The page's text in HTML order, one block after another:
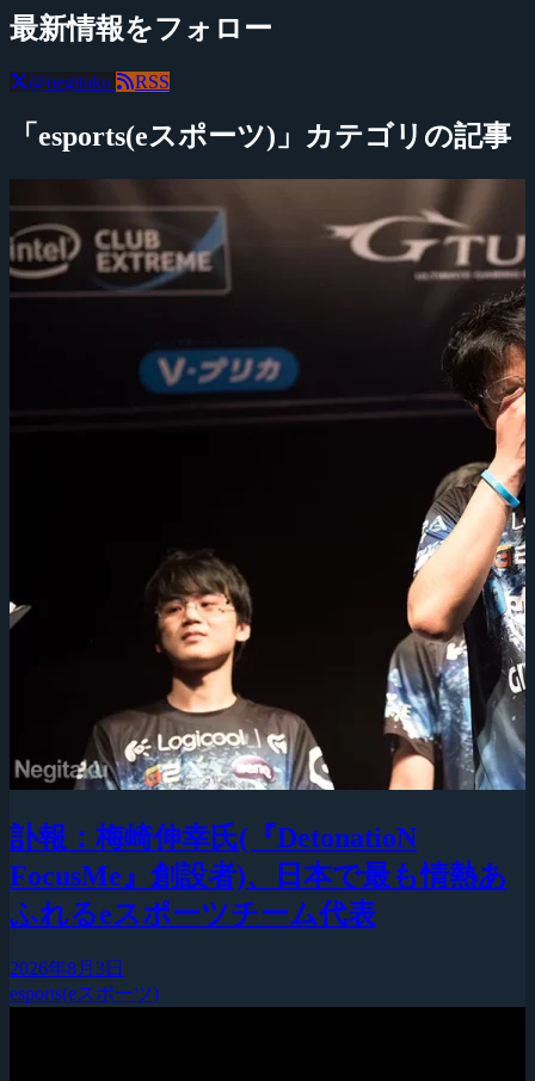
最新情報をフォロー
@negitaku RSS
「esports(eスポーツ)」カテゴリの記事
訃報：梅崎伸幸氏(『DetonatioN
FocusMe』創設者)、日本で最も情熱あ
ふれるeスポーツチーム代表
2026年8月3日
esports(eスポーツ)